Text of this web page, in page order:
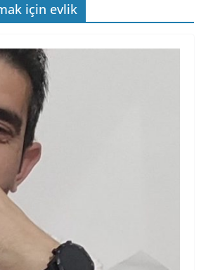
için evlik